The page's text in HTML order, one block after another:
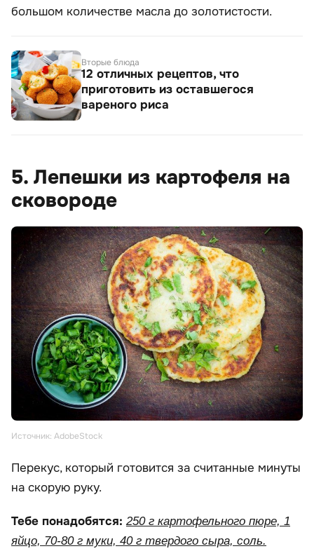
большом количестве масла до золотистости.
Вторые блюда
12 отличных рецептов, что
приготовить из оставшегося
вареного риса
5. Лепешки из картофеля на
сковороде
Источник: AdobeStock
Перекус, который готовится за считанные минуты
на скорую руку.
Тебе понадобятся: 250 г картофельного пюре, 1
яйцо, 70-80 г муки, 40 г твердого сыра, соль.